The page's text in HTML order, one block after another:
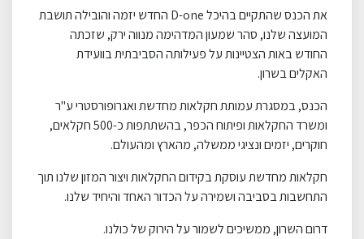
את הכנס שהתקיים בהיכל D-one החדש יזמה והובילה תושבת
המועצה שלנו, סהר שמעון המדהימה מנווה ירק, שזכתה
החודש באות הצטיינות על פעילותה הסביבתית בוועידת
האקלים בשרון.
הכנס, במסגרת עמותת חקלאות מחדשת ואגרופורסטרי ע"ר
ומשרד החקלאות ופיתוח הכפר, בהשתתפות כ-500 חקלאים,
חוקרים, יזמים ונציגי ממשלה, מהארץ ומהעולם.
חקלאות מחדשת עוסקת בקידום החקלאות ויצור המזון שלנו תוך
התחשבות בסביבה ושמירה על הכדור האחד והיחיד שלנו.
דרום השרון, ממשיכים לשמור על הירוק של כולנו.